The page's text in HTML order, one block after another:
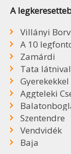
A
Villányi
A 10
Zamárdi
Tata
Aggteleki
Szentendre
Vendvidék
Baja